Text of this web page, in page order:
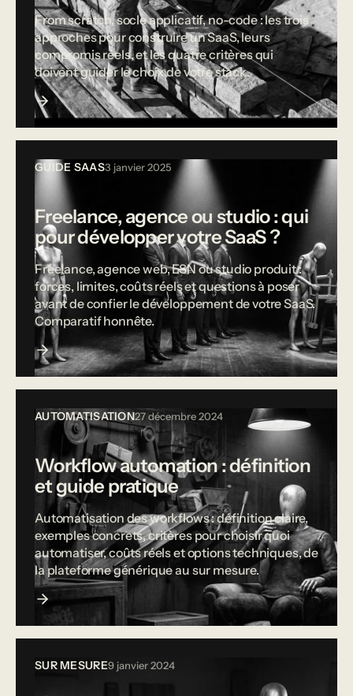
From scratch, socle applicatif, no-code : les trois
approches pour construire un SaaS, leurs
compromis réels, et les quatre critères qui
doivent guider le choix de votre stack.
GUIDE SAAS3 janvier 2025
Freelance, agence ou studio : qui
pour développer votre SaaS ?
Freelance, agence web, ESN ou studio produit :
forces, limites, coûts réels et questions à poser
avant de confier le développement de votre SaaS.
Comparatif honnête.
AUTOMATISATION27 décembre 2024
Workflow automation : définition
et guide pratique
Automatisation des workflows : définition claire,
exemples concrets, critères pour choisir quoi
automatiser, coûts réels et options techniques, de
la plateforme générique au sur mesure.
SUR MESURE9 janvier 2024